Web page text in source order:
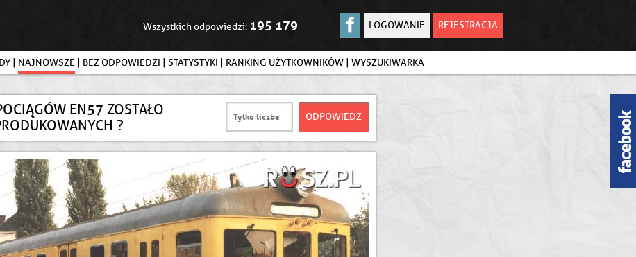
LOGOWANIE REJESTRACJA
Wszystkich odpowiedzi: 195 179
| NAJNOWSZE | BEZ ODPOWIEDZI | STATYSTYKI | RANKING UŻYTKOWNIKÓW | WYSZUKIWARKA
EN57 ZOSTAŁO
?